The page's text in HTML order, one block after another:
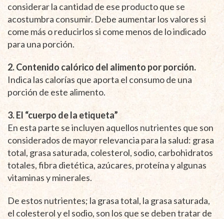
considerar la cantidad de ese producto que se
acostumbra consumir. Debe aumentar los valores si
come más o reducirlos si come menos de lo indicado
para una porción.
2. Contenido calórico del alimento por porción.
Indica las calorías que aporta el consumo de una
porción de este alimento.
3. El “cuerpo de la etiqueta”
En esta parte se incluyen aquellos nutrientes que son
considerados de mayor relevancia para la salud: grasa
total, grasa saturada, colesterol, sodio, carbohidratos
totales, fibra dietética, azúcares, proteína y algunas
vitaminas y minerales.
De estos nutrientes; la grasa total, la grasa saturada,
el colesterol y el sodio, son los que se deben tratar de